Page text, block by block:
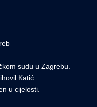
sudu u Zagrebu.
Katić.
u cijelosti.